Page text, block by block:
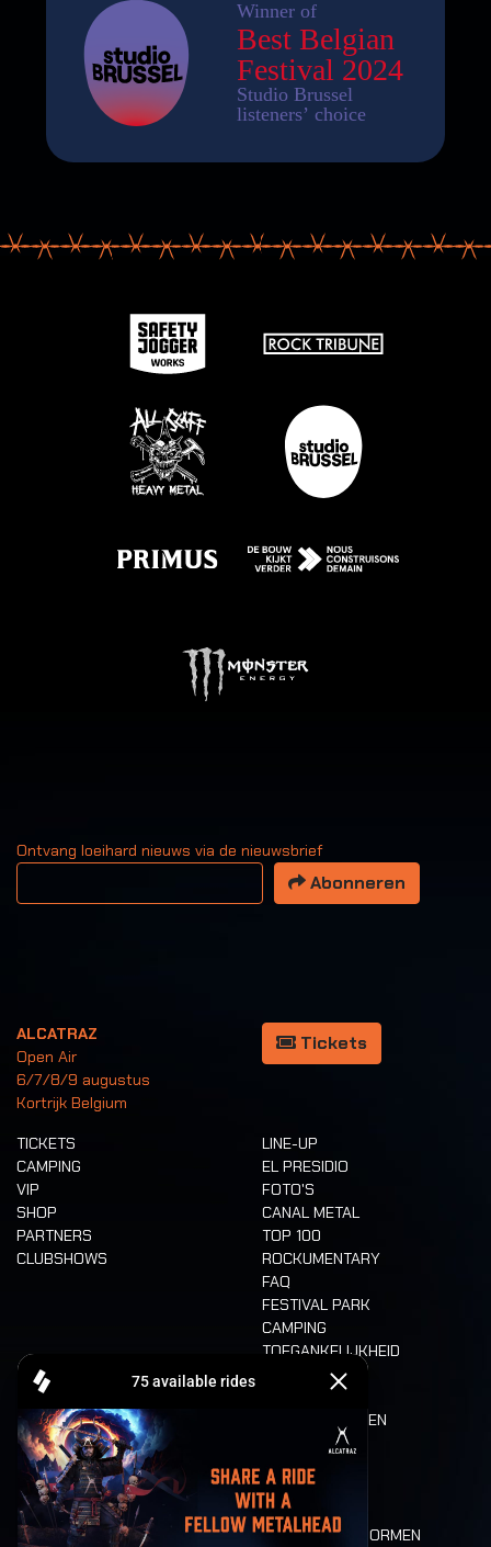
Ontvang loeihard nieuws via de nieuwsbrief
Uw email adres
Abonneren
ALCATRAZ
Open Air
6/7/8/9 augustus
Kortrijk Belgium
Tickets
TICKETS
CAMPING
VIP
SHOP
PARTNERS
CLUBSHOWS
LINE-UP
EL PRESIDIO
FOTO'S
CANAL METAL
TOP 100
ROCKUMENTARY
FAQ
FESTIVAL PARK
CAMPING
TOEGANKELIJKHEID
CASHLESS
ETEN EN DRINKEN
MOBILITEIT
LONE WOLVES
PLATTEGROND
DEATH RIDE
WAARDEN EN NORMEN